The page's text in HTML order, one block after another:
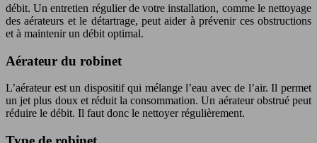
débit. Un entretien régulier de votre installation, comme le nettoyage
des aérateurs et le détartrage, peut aider à prévenir ces obstructions
et à maintenir un débit optimal.
Aérateur du robinet
L’aérateur est un dispositif qui mélange l’eau avec de l’air. Il permet
un jet plus doux et réduit la consommation. Un aérateur obstrué peut
réduire le débit. Il faut donc le nettoyer régulièrement.